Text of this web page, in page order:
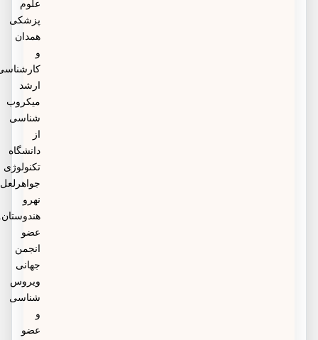
پزشکی
همدان
کارشناسی
میکروب
شناسی
دانشگاه
تکنولوژی
جواهرلعل
هندوستان.
انجمن
جهانی
ویروس
شناسی